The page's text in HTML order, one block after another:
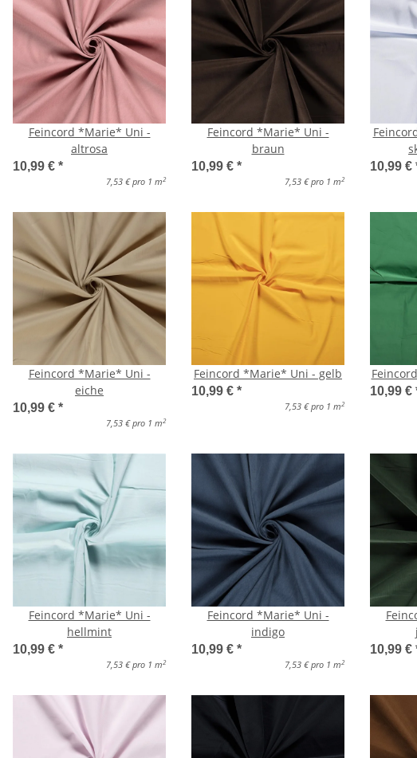
Feincord *Marie* Uni -
altrosa
10,99 € *
7,53 € pro 1 m2
Feincord *Marie* Uni -
braun
10,99 € *
7,53 € pro 1 m2
10,99 €
Feincord *Marie* Uni -
eiche
10,99 € *
7,53 € pro 1 m2
Feincord *Marie* Uni - gelb
10,99 € *
7,53 € pro 1 m2
10,99 €
Feincord *Marie* Uni -
hellmint
10,99 € *
7,53 € pro 1 m2
Feincord *Marie* Uni -
indigo
10,99 € *
7,53 € pro 1 m2
10,99 €